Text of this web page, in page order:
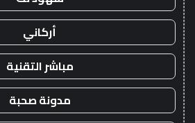
أركاني
مباشر التقنية
مدونة صحبة